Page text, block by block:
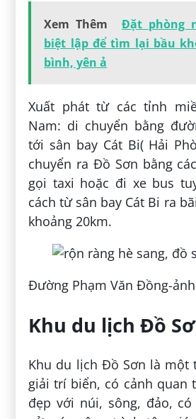
Xem Thêm
Đặt phòng
biệt lập để tìm lại bầu
bình, yên ả
Xuất phát từ các tỉnh
Nam: di chuyển bằng
tới sân bay Cát Bi( Hải
chuyển ra Đồ Sơn bằng
gọi taxi hoặc đi xe bus
cách từ sân bay Cát Bi ra
khoảng 20km.
Đường Phạm Văn Đồng-
Khu du lịch Đồ
Khu du lịch Đồ Sơn là một
giải trí biển, có cảnh quan
đẹp với núi, sông, đảo,